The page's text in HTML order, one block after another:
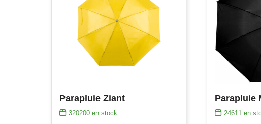
Parapluie Ziant
320200en stock
Parapluie
24611 en